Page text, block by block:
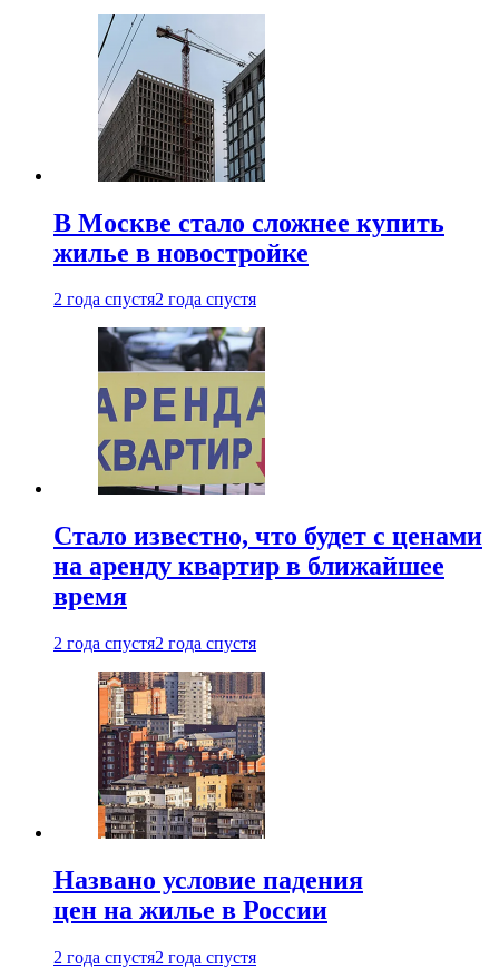
В Москве стало сложнее купить
жилье в новостройке
2 года спустя2 года спустя
Стало известно, что будет с ценами
на аренду квартир в ближайшее
время
2 года спустя2 года спустя
Названо условие падения
цен на жилье в России
2 года спустя2 года спустя